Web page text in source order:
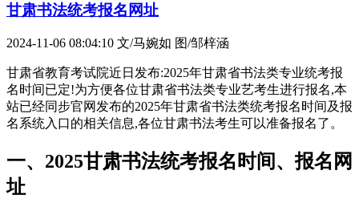
甘肃书法统考报名网址
2024-11-06 08:04:10 文/马婉如 图/邹梓涵
甘肃省教育考试院近日发布:2025年甘肃省书法类专业统考报
名时间已定!为方便各位甘肃省书法类专业艺考生进行报名,本
站已经同步官网发布的2025年甘肃省书法类统考报名时间及报
名系统入口的相关信息,各位甘肃书法考生可以准备报名了。
一、2025甘肃书法统考报名时间、报名网
址